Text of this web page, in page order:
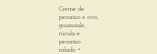
Creme de
pecorino e ovo,
guanciale,
rúcula e
pecorino
ralado・